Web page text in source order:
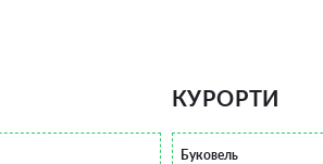
КУРОРТИ
Буковель